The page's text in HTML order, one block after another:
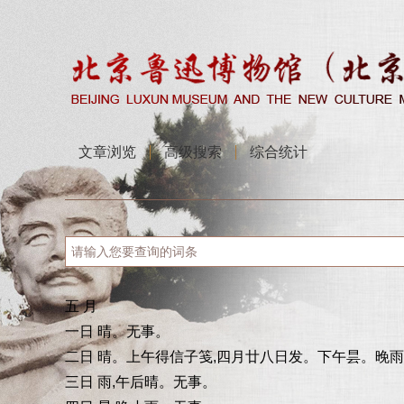
文章浏览 高级搜索 综合统计
五 月
一日 晴。无事。
二日 晴。上午得信子笺,四月廿八日发。下午昙。晚
三日 雨,午后晴。无事。